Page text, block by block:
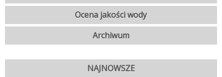
Ocena jakości wody
Archiwum
NAJNOWSZE